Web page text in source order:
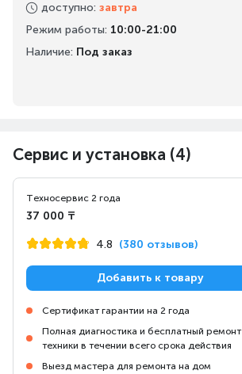
доступно: завтра
Режим работы: 10:00-21:00
Наличие: Под заказ
Сервис и установка (4)
Техносервис 2 года
37 000 ₸
4.8 (380 отзывов)
Добавить к товару
Сертификат гарантии на 2 года
Полная диагностика и бесплатный ремонт
техники в течении всего срока действия
Выезд мастера для ремонта на дом